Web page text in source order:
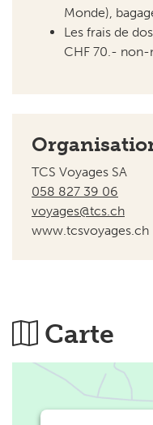
voyages@tcs.ch
www.tcsvoyages.ch
Nous